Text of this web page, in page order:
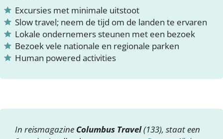
Excursies met minimale uitstoot
Slow travel; neem de tijd om de landen te ervaren
Lokale ondernemers steunen met een bezoek
Bezoek vele nationale en regionale parken
Human powered activities
In reismagazine Columbus Travel(133), staat een